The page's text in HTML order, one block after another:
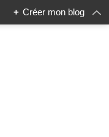
+ Créer mon blog